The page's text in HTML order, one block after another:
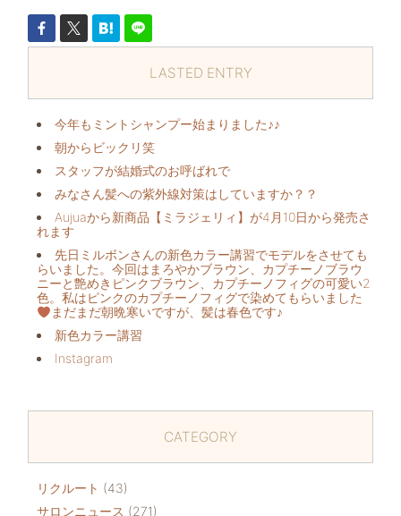
LASTED ENTRY
今年もミントシャンプー始まりました♪♪
朝からビックリ️笑
スタッフが結婚式のお呼ばれで
みなさん髪への紫外線対策はしていますか？？
Aujuaから新商品【ミラジェリィ】が4月10日から発売さ
れます
先日ミルボンさんの新色カラー講習でモデルをさせても
らいました。今回はまろやかブラウン、カプチーノブラウ
ニーと艶めきピンクブラウン、カプチーノフィグの可愛い2
色。私はピンクのカプチーノフィグで染めてもらいました
まだまだ朝晩寒いですが、髪は春色です♪
新色カラー講習
Instagram
CATEGORY
リクルート (43)
サロンニュース (271)